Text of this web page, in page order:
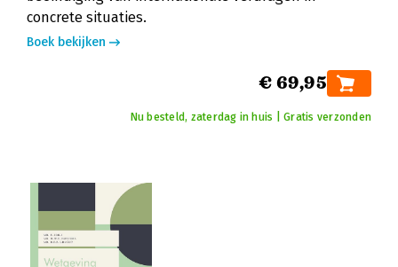
concrete situaties.
Boek bekijken
€ 69,95
Nu besteld, zaterdag in huis | Gratis verzonden